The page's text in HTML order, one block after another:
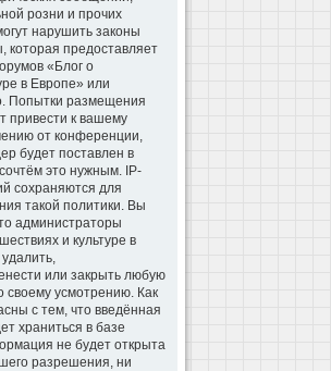
розни и прочих
нарушить законы
которая предоставляет
«Блог о
в Европе» или
Попытки размещения
привести к вашему
от конференции,
будет поставлен в
это нужным. IP-
сохраняются для
такой политики. Вы
администраторы
и культуре в
или закрыть любую
своему усмотрению. Как
с тем, что введённая
храниться в базе
не будет открыта
разрешения, ни